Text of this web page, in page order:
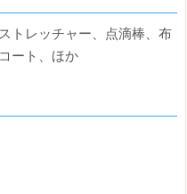
トレッチャー、点滴棒、布
ート、ほか